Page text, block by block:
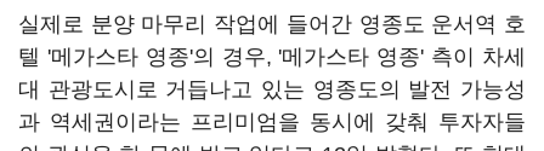
실제로 분양 마무리 작업에 들어간 영종도 운서역 호
텔 '메가스타 영종'의 경우, '메가스타 영종' 측이 차세
대 관광도시로 거듭나고 있는 영종도의 발전 가능성
과 역세권이라는 프리미엄을 동시에 갖춰 투자자들